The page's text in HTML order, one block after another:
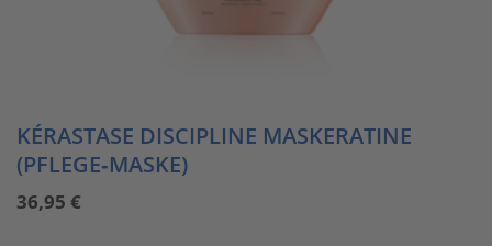
KÉRASTASE DISCIPLINE MASKERATINE
(PFLEGE‑MASKE)
36,95 €